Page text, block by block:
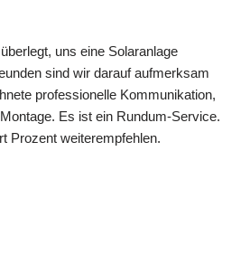
uns eine Solaranlage
sind wir darauf aufmerksam
professionelle Kommunikation,
Es ist ein Rundum-Service.
Prozent weiterempfehlen.